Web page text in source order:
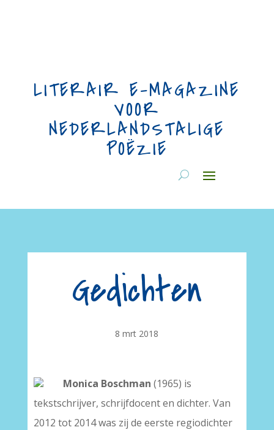
LITERAIR E-MAGAZINE
VOOR
NEDERLANDSTALIGE
POËZIE
Gedichten
8 mrt 2018
Monica Boschman (1965) is
tekstschrijver, schrijfdocent en dichter. Van
2012 tot 2014 was zij de eerste regiodichter